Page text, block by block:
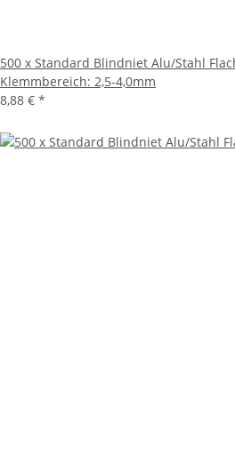
500 x Standard Blindniet Alu/Stahl
Klemmbereich: 2,5-4,0mm
8,88 € *